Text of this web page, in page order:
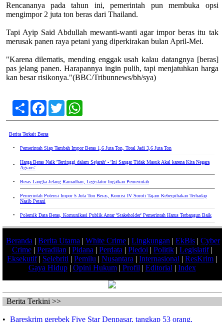
Rencananya pada tahun ini, pemerintah pun membuka opsi
mengimpor 2 juta ton beras dari Thailand.
Tapi Ayip Said Abdullah mewanti-wanti agar impor beras itu tak
merusak panen raya petani yang diperkirakan bulan April-Mei.
"Karena dilematis, mending enggak usah kalau datangnya [beras]
pas jelang panen. Harapannya ingin pulih, tapi menjatuhkan harga
kan besar risikonya."(BBC/Tribunnews/bh/sya)
ShareFacebook
TwitterWhatsApp
Berita Terkait Beras
• Pemerintah Siap Tambah Impor Beras 1,6 Juta Ton, Total Jadi 3,6 Juta Ton
•
Harga Beras Naik 'Tertinggi dalam Sejarah' - 'Ini Sangat Tidak Masuk Akal karena Kita Negara
Agraris'
• Beras Langka Jelang Ramadhan, Legislator Ingatkan Pemerintah
•
Pemerintah Potensi Impor 5 Juta Ton Beras, Komisi IV Soroti Tajam Keberpihakan Terhadap
Nasib Petani
• Polemik Data Beras, Komunikasi Publik Antar 'Stakeholder' Pemerintah Harus Terbangun Baik
Beranda | Berita Utama | White Crime | Lingkungan | EkBis | Cyber
Crime| Peradilan | Pidana | Perdata | Pledoi | Politik| Legislatif|
Eksekutif| Selebriti | Pemilu | Nusantara | Internasional | ResKrim |
Gaya Hidup| Opini Hukum| Profil | Editorial | Index
Berita Terkini >>
• Bareskrim gerebek Five Star Denpasar, tangkap 53 orang,